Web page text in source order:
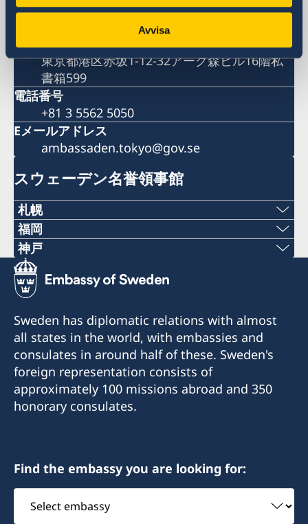
Avvisa
(郵便物送付先はこちらまで)
スウェーデン大使館
〒107-6016
東京都港区赤坂1-12-32アーク森ビル16階私
書箱599
電話番号
+81 3 5562 5050
Eメールアドレス
ambassaden.tokyo@gov.se
スウェーデン名誉領事館
札幌
〒060-0807 札幌市北区北7条西1丁目2-6 NCO
札幌14階 デラバル株式会社内
名誉領事館への訪問の際は、事前にEメールでの予
予約用Eメール：
sweden-sapporo@delaval.com
電話受付時間：
平日（日本の祝日を除く） 10:00～12:00
電話 011-738-2319
名誉領事館ではビザに関するお問合せ、書類請
求、申請はできません。
福岡
Phone numbers
+81 92 942 0511
+81 92 942 3761
〒811-3134福岡県古賀市青柳3108-3
当面の間、名誉領事館への訪問の際は事前にEメー
ルでの予約が必要です。
電話受付時間：
名誉領事館ではビザに関するお問合せ、書類請
求、申請はできません。
神戸
Phone numbers
+81 78 351 7695
Fax numbers
+81 78 351 0880
〒650-0023 神戸市中央区栄町通4‐2‐18
当面の間、名誉領事館への訪問の際は事前にEメー
shinden-ayana@kinkikogyo.co.jp
電話受付時間：
平日9:40～12:00 13:00～16:40
名誉領事館ではビザに関するお問合せ、書類請
Sweden has diplomatic relations with almost
all states in the world, with embassies and
consulates in around half of these. Sweden's
foreign representation consists of
approximately 100 missions abroad and 350
honorary consulates.
Find the embassy you are looking for:
Select
embassy